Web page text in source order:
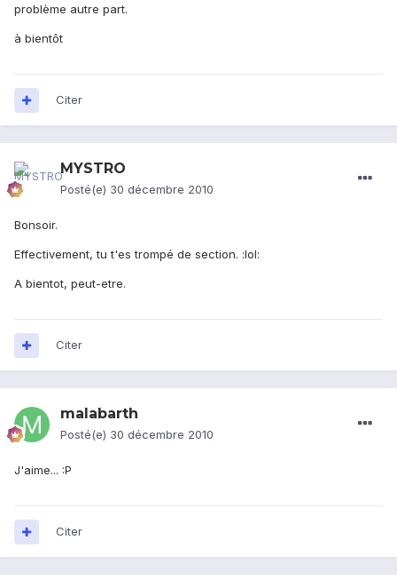
problème autre part.
à bientôt
Citer
MYSTRO
Posté(e) 30 décembre 2010
Bonsoir.
Effectivement, tu t'es trompé de section. :lol:
A bientot, peut-etre.
Citer
malabarth
Posté(e) 30 décembre 2010
J'aime... :P
Citer